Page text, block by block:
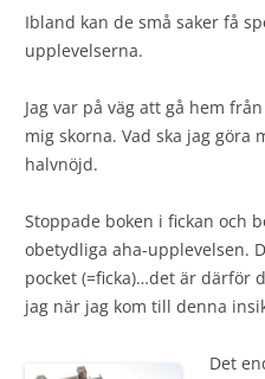
Ibland kan de små saker få
upplevelserna.
Jag var på väg att gå hem
mig skorna. Vad ska jag göra
halvnöjd.
Stoppade boken i fickan och
obetydliga aha-upplevelsen.
pocket (=ficka)…det är därför
jag när jag kom till denna
Det